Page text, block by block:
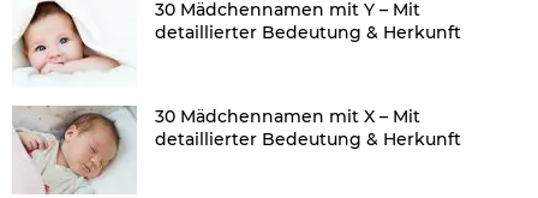
30 Mädchennamen mit Y – Mit
detaillierter Bedeutung & Herkunft
30 Mädchennamen mit X – Mit
detaillierter Bedeutung & Herkunft